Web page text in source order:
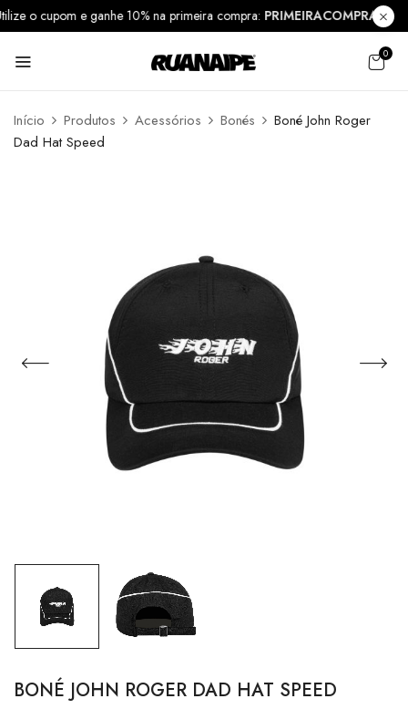
Utilize o cupom e ganhe 10% na primeira compra:PRIMEIRACOMPRA10
0
Início Produtos Acessórios Bonés
Boné John Roger
Dad Hat Speed
BONÉ JOHN ROGER DAD HAT SPEED